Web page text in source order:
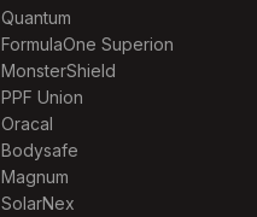
Quantum
FormulaOne Superion
MonsterShield
PPF Union
Oracal
Bodysafe
Magnum
SolarNex